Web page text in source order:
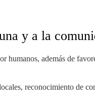
y a la
humanos, además de
reconocimiento de